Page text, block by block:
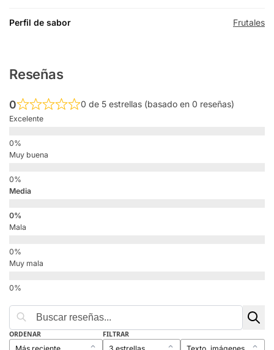
Perfil de sabor Frutales
Reseñas
0 0 de 5 estrellas (basado en 0 reseñas)
Excelente
Muy buena
Media
Mala
Muy mala
ORDENAR FILTRAR